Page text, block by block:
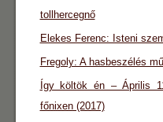
tollhercegnő
Elekes Ferenc: Isteni
Fregoly: A hasbeszélés
Így költök én – Április
főnixen (2017)